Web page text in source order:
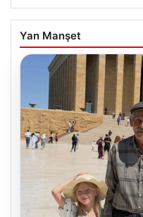
Yan Manşet